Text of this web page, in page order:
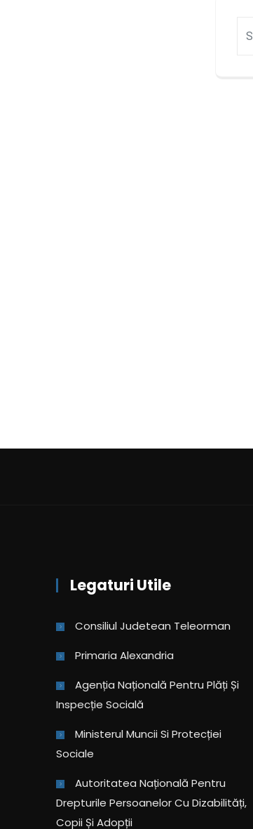
Legaturi Utile
Consiliul Judetean Teleorman
Primaria Alexandria
Agenția Națională Pentru Plăți Și
Inspecție Socială
Ministerul Muncii Si Protecției
Sociale
Autoritatea Națională Pentru
Drepturile Persoanelor Cu Dizabilități,
Copii Și Adopții